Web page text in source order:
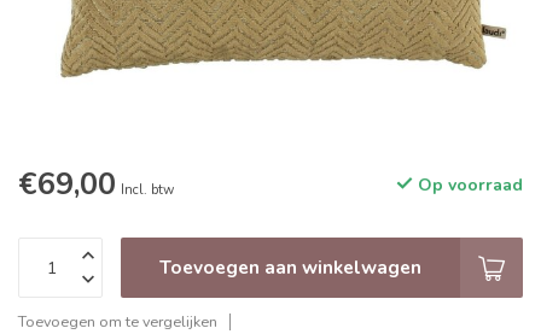
€69,00 Incl. btw Op voorraad
Toevoegen aan winkelwagen
Toevoegen om te vergelijken